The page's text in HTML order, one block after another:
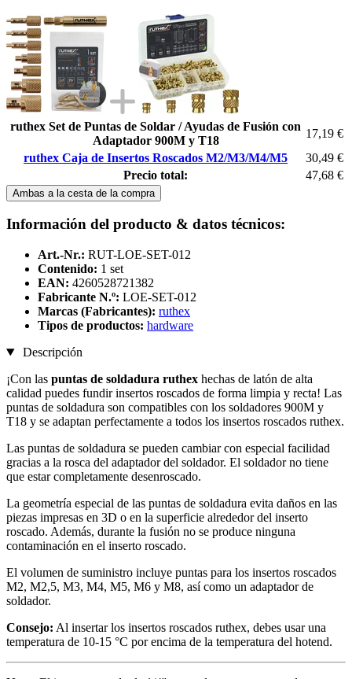
ruthex Set de Puntas de Soldar / Ayudas de Fusión con
Adaptador 900M y T18
17,19 €
ruthex Caja de Insertos Roscados M2/M3/M4/M5
30,49 €
Precio total:
47,68 €
Ambas a la cesta de la compra
Información del producto & datos técnicos:
Art.-Nr.: RUT-LOE-SET-012
Contenido: 1 set
EAN: 4260528721382
Fabricante N.º: LOE-SET-012
Marcas (Fabricantes): ruthex
Tipos de productos: hardware
Descripción
¡Con las puntas de soldadura ruthex hechas de latón de alta
calidad puedes fundir insertos roscados de forma limpia y recta! Las
puntas de soldadura son compatibles con los soldadores 900M y
T18 y se adaptan perfectamente a todos los insertos roscados ruthex.
Las puntas de soldadura se pueden cambiar con especial facilidad
gracias a la rosca del adaptador del soldador. El soldador no tiene
que estar completamente desenroscado.
La geometría especial de las puntas de soldadura evita daños en las
piezas impresas en 3D o en la superficie alrededor del inserto
roscado. Además, durante la fusión no se produce ninguna
contaminación en el inserto roscado.
El volumen de suministro incluye puntas para los insertos roscados
M2, M2,5, M3, M4, M5, M6 y M8, así como un adaptador de
soldador.
Consejo: Al insertar los insertos roscados ruthex, debes usar una
temperatura de 10-15 °C por encima de la temperatura del hotend.